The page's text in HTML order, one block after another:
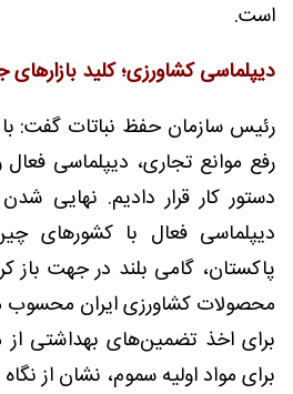
است.
دیپلماسی کشاورزی؛ کلید بازارهای
رئیس سازمان حفظ نباتات گفت:
رفع موانع تجاری، دیپلماسی
دستور کار قرار دادیم. نهایی
دیپلماسی فعال با کشورهای
پاکستان، گامی بلند در جهت باز
محصولات کشاورزی ایران
برای اخذ تضمین‌های بهداشتی از
برای مواد اولیه سموم، نشان از